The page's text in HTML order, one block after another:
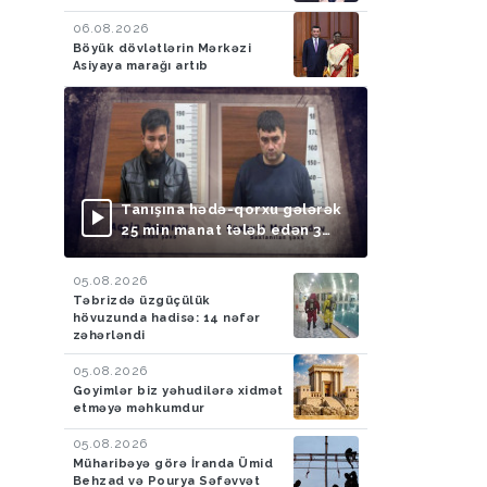
06.08.2026
Böyük dövlətlərin Mərkəzi
Asiyaya marağı artıb
Tanışına hədə-qorxu gələrək
25 min manat tələb edən 3
nəfər saxlanılıb
05.08.2026
Təbrizdə üzgüçülük
hövuzunda hadisə: 14 nəfər
zəhərləndi
05.08.2026
Goyimlər biz yəhudilərə xidmət
etməyə məhkumdur
05.08.2026
Müharibəyə görə İranda Ümid
Behzad və Pourya Səfəvvət